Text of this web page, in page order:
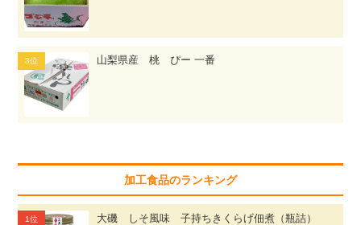
山梨県産 桃 ぴー 一番
加工食品のランキング
大磯 しそ風味 子持ちきくらげ佃煮（瓶詰）